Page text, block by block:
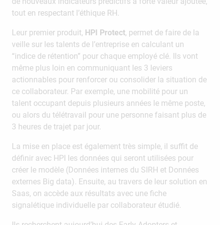
tout en respectant l’éthique RH.
Leur premier produit, HPI Protect, permet de faire de la
veille sur les talents de l’entreprise en calculant un
“indice de rétention” pour chaque employé clé. Ils vont
même plus loin en communiquant les 3 leviers
actionnables pour renforcer ou consolider la situation de
ce collaborateur. Par exemple, une mobilité pour un
talent occupant depuis plusieurs années le même poste,
ou alors du télétravail pour une personne faisant plus de
3 heures de trajet par jour.
La mise en place est également très simple, il suffit de
définir avec HPI les données qui seront utilisées pour
créer le modèle (Données internes du SIRH et Données
externes Big data). Ensuite, au travers de leur solution en
Saas, on accède aux résultats avec une fiche
signalétique individuelle par collaborateur étudié.